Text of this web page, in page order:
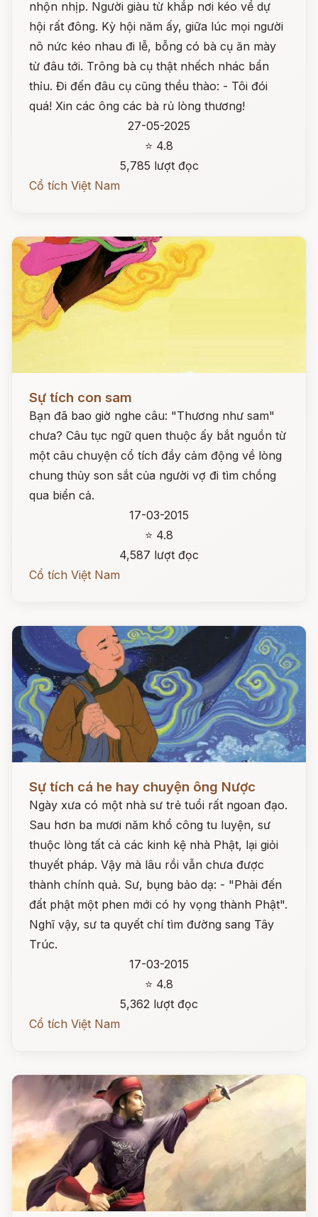
nhộn nhịp. Người giàu từ khắp nơi kéo về dự
hội rất đông. Kỳ hội năm ấy, giữa lúc mọi người
nô nức kéo nhau đi lễ, bỗng có bà cụ ăn mày
từ đâu tới. Trông bà cụ thật nhếch nhác bẩn
thỉu. Đi đến đâu cụ cũng thều thào: - Tôi đói
quá! Xin các ông các bà rủ lòng thương!
27-05-2025
⭐ 4.8
5,785 lượt đọc
Cổ tích Việt Nam
Sự tích con sam
Bạn đã bao giờ nghe câu: "Thương như sam"
chưa? Câu tục ngữ quen thuộc ấy bắt nguồn từ
một câu chuyện cổ tích đầy cảm động về lòng
chung thủy son sắt của người vợ đi tìm chồng
qua biển cả.
17-03-2015
⭐ 4.8
4,587 lượt đọc
Cổ tích Việt Nam
Sự tích cá he hay chuyện ông Nược
Ngày xưa có một nhà sư trẻ tuổi rất ngoan đạo.
Sau hơn ba mươi năm khổ công tu luyện, sư
thuộc lòng tất cả các kinh kệ nhà Phật, lại giỏi
thuyết pháp. Vậy mà lâu rồi vẫn chưa được
thành chính quả. Sư, bụng bảo dạ: - "Phải đến
đất phật một phen mới có hy vọng thành Phật".
Nghĩ vậy, sư ta quyết chí tìm đường sang Tây
Trúc.
17-03-2015
⭐ 4.8
5,362 lượt đọc
Cổ tích Việt Nam